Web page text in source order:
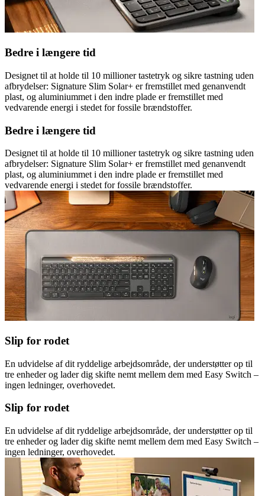
Bedre i længere tid
Designet til at holde til 10 millioner tastetryk og sikre tastning uden
afbrydelser: Signature Slim Solar+ er fremstillet med genanvendt
plast, og aluminiummet i den indre plade er fremstillet med
vedvarende energi i stedet for fossile brændstoffer.
Bedre i længere tid
Designet til at holde til 10 millioner tastetryk og sikre tastning uden
afbrydelser: Signature Slim Solar+ er fremstillet med genanvendt
plast, og aluminiummet i den indre plade er fremstillet med
vedvarende energi i stedet for fossile brændstoffer.
Slip for rodet
En udvidelse af dit ryddelige arbejdsområde, der understøtter op til
tre enheder og lader dig skifte nemt mellem dem med Easy Switch –
ingen ledninger, overhovedet.
Slip for rodet
En udvidelse af dit ryddelige arbejdsområde, der understøtter op til
tre enheder og lader dig skifte nemt mellem dem med Easy Switch –
ingen ledninger, overhovedet.